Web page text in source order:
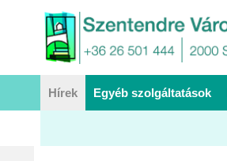
Hírek Egyéb szolgáltatások